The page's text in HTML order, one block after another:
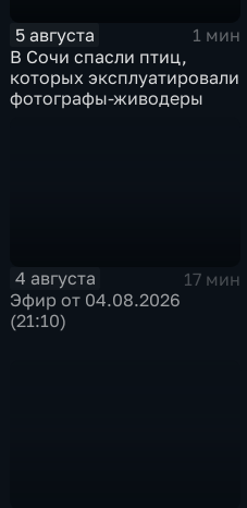
5 августа
1 мин
В Сочи спасли птиц,
которых эксплуатировали
фотографы-живодеры
4 августа
17 мин
Эфир от 04.08.2026
(21:10)